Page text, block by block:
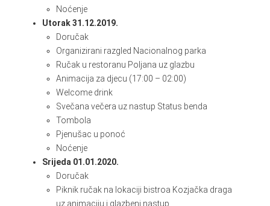
Noćenje
Utorak 31.12.2019.
Doručak
Organizirani razgled Nacionalnog parka
Ručak u restoranu Poljana uz glazbu
Animacija za djecu (17:00 – 02:00)
Welcome drink
Svečana večera uz nastup Status benda
Tombola
Pjenušac u ponoć
Noćenje
Srijeda 01.01.2020.
Doručak
Piknik ručak na lokaciji bistroa Kozjačka draga
uz animaciju i glazbeni nastup